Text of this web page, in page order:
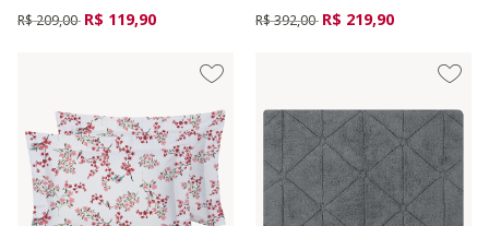
Preço reduzido de
R$ 209,00 para
R$ 119,90
Fios
Preço reduzido de
R$ 392,00 para
R$ 219,90